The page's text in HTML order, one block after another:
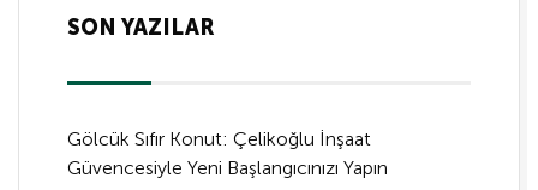
SON YAZILAR
Gölcük Sıfır Konut: Çelikoğlu İnşaat
Güvencesiyle Yeni Başlangıcınızı Yapın